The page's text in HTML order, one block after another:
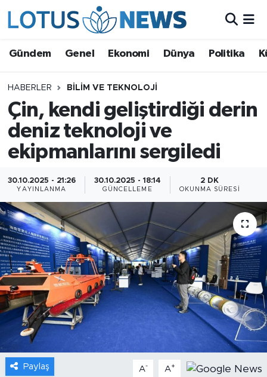
Gündem Genel Ekonomi Dünya Politika
HABERLER BILIM VE TEKNOLOJI
Çin, kendi geliştirdiği derin
deniz teknoloji ve
ekipmanlarını sergiledi
30.10.2025 - 21:26
YAYINLANMA
30.10.2025 - 18:14
GÜNCELLEME
2 DK
OKUNMA SÜRESI
Paylaş A- A+
Ekonomi
Dünya
Politika
Bilim ve Teknoloji
Çin Fuarları
Gündem
Video